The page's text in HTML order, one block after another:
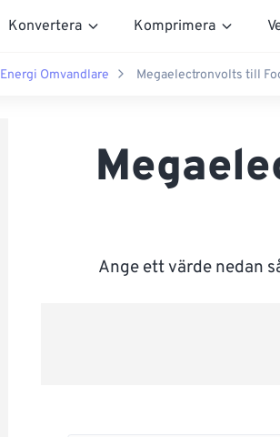
Konvertera Komprimera
Energi Omvandlare Megaelectronvolts till
Ange ett värde nedan